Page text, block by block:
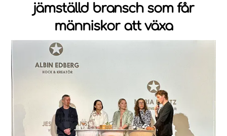
jämställd bransch som får
människor att växa